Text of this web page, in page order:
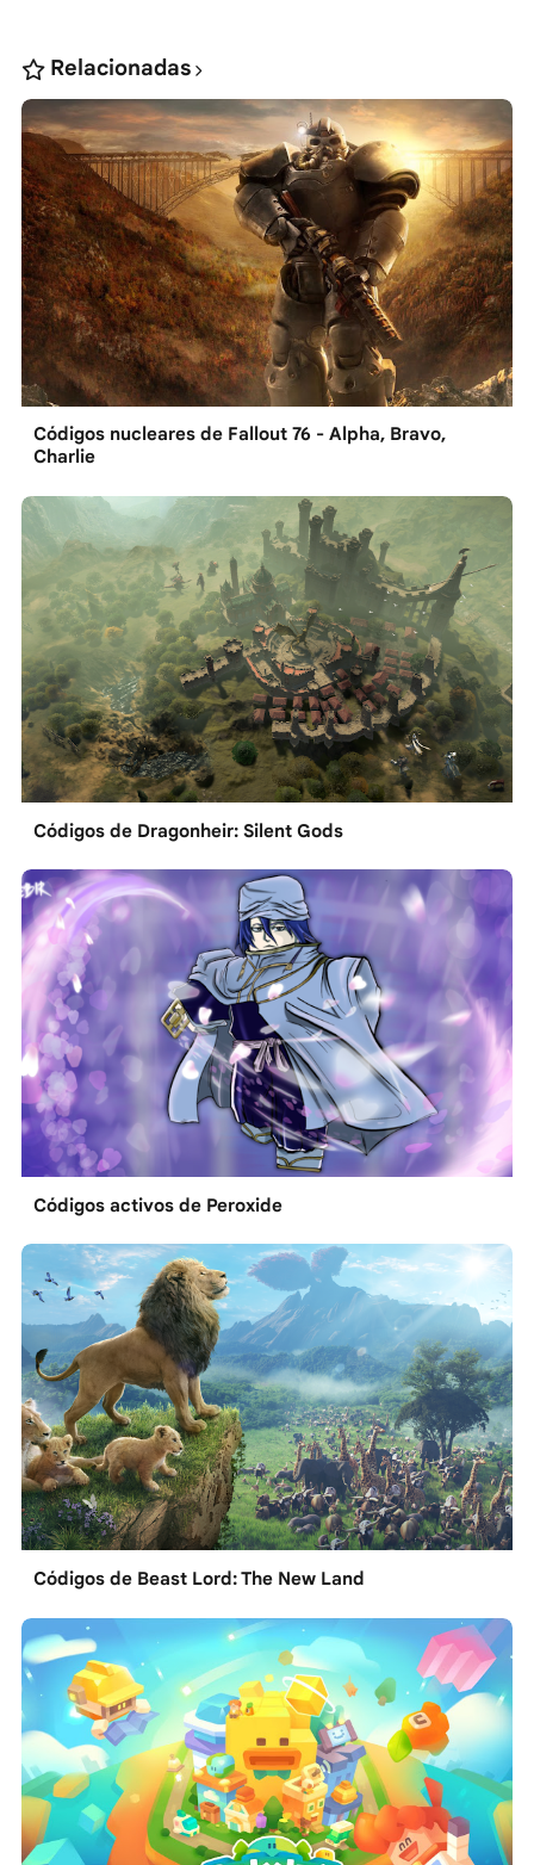
Relacionadas
Códigos nucleares de Fallout 76 - Alpha, Bravo,
Charlie
Códigos de Dragonheir: Silent Gods
Códigos activos de Peroxide
Códigos de Beast Lord: The New Land